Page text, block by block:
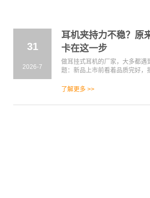
31
2026-7
耳机夹持力不稳？原
卡在这一步
做耳挂式耳机的厂家，大多都遇
题：新品上市前看着品质完好，
返修成本暴涨、品牌口碑受损，
了解更多 >>